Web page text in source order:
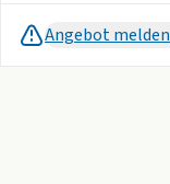
Angebot melden